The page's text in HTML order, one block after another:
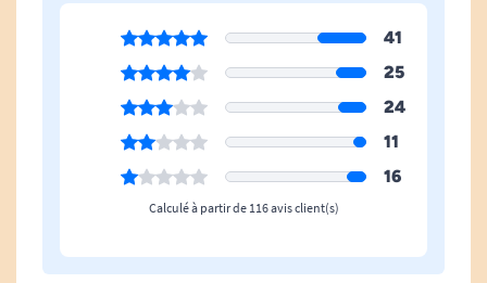
41
25
24
11
16
Calculé à partir de 116 avis client(s)